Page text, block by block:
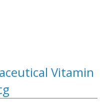
Vitamin